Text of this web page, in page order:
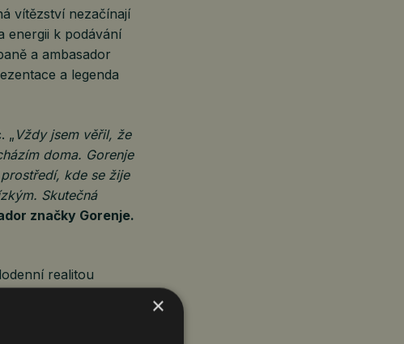
vítězství nezačínají
energii k podávání
a ambasador
a legenda
„ Vždy jsem věřil, že
doma. Gorenje
kde se žije
Skutečná
značky Gorenje.
realitou
×